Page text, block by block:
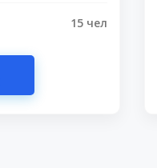
15 чел